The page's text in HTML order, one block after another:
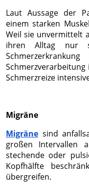
Laut Aussage der
einem starken
Weil sie unvermittelt
ihren Alltag nur
Schmerzreize
Migräne
Migräne sind
großen Intervallen
stechende oder
Kopfhälfte
übergreifen.